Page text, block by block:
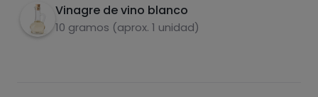
Vinagre de vino blanco
10 gramos (aprox. 1 unidad)
funcionalidades PLUS.
Pásate al PLUS